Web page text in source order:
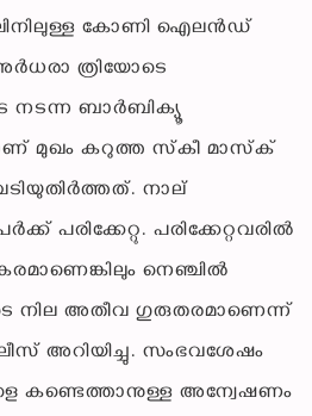
കോണി ഐലന്‍ഡ്
ത്രിയോടെ
നടന്ന ബാര്‍ബിക്യൂ
മുഖം കറുത്ത സ്‌കീ മാസ്‌ക്
നാല്
പരിക്കേറ്റു. പരിക്കേറ്റവരില്‍
നെഞ്ചില്‍
നില അതീവ ഗുരുതരമാണെന്ന്
അറിയിച്ചു. സംഭവശേഷം
കണ്ടെത്താനുള്ള അന്വേഷണം